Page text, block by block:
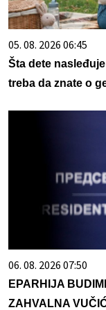
05. 08. 2026 06:45
Šta dete
treba da znate o
06. 08. 2026 07:50
EPARHIJA
ZAHVALNA